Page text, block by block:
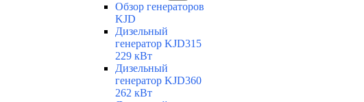
Обзор генераторов
KJD
Дизельный
генератор KJD315
229 кВт
Дизельный
генератор KJD360
262 кВт